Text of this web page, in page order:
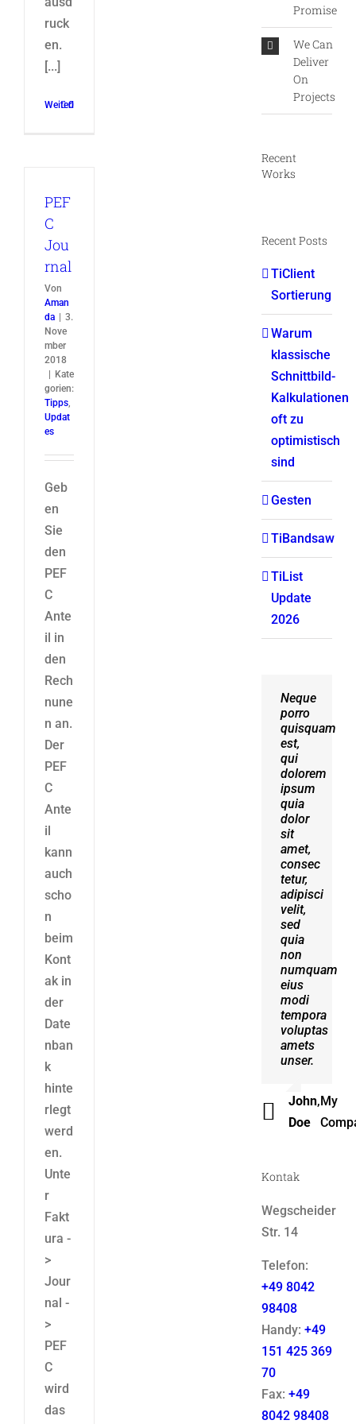
ruck
en.
[...]
Weiterlesen
0
PEF
C
Jou
rnal
Von
Aman
da
3.
Nove
mber
2018
Kate
gorien:
Tipps,
Updat
es
Geb
en
Sie
den
PEF
C
Ante
il in
den
Rech
nune
n an.
Der
PEF
C
Ante
il
kann
auch
scho
n
beim
Kont
ak in
der
Date
nban
k
hinte
rlegt
werd
en.
Unte
r
Fakt
ura -
>
Jour
nal -
>
PEF
C
wird
das
Promise
We Can
Deliver
On
Projects
Recent
Works
Recent Posts
TiClient
Sortierung
Warum
klassische
Schnittbild-
Kalkulationen
oft zu
optimistisch
sind
Gesten
TiBandsaw
TiList
Update
2026
Neque
porro
quisquam
est,
qui
dolorem
ipsum
quia
dolor
sit
amet,
consec
tetur,
adipisci
velit,
sed
quia
non
numquam
eius
modi
tempora
voluptas
amets
unser.
John
Doe
, My
Aliquam
erat
volutpat.
Quisque
at est
id
ligula
facilisis
laoreet
eget
pulvinar
nibh.
Suspendisse
at
ultrices
dui.
Curabitur
ac
felis
arcu
sadips
ipsums
fugiats
nemis.
Beck
Kontak
Wegscheider
Str. 14
Telefon:
+49 8042
98408
Handy: +49
151 425 369
70
Fax: +49
8042 98408